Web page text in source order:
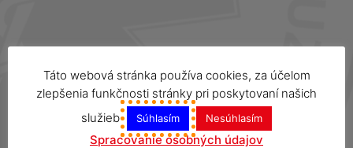
Táto webová stránka používa cookies, za účelom
zlepšenia funkčnosti stránky pri poskytovaní našich
služieb
Súhlasím Nesúhlasím
Spracovanie osobných údajov